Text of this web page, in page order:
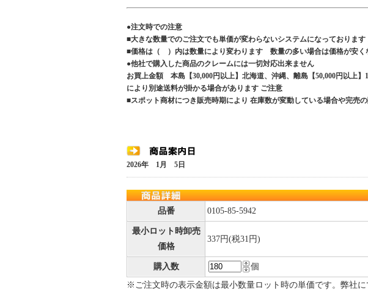
●注文時での注意
■大きな数量でのご注文でも単価が変わらないシステムになっておりま
■価格は（ ）内は数量により変わります 数量の多い場合は価格が安く
●他社で購入した商品のクレームには一切対応出来ません
お買上金額 本島【30,000円以上】北海道、沖縄、離島【50,000円以
により別途送料が掛かる場合があります ご注意
■スポット商材につき販売時期により 在庫数が変動している場合や完売
2026年 1月 5日
品番 0105-85-5942
最小ロット時卸売
価格
337円(税31円)
購入数
個
※ご注文時の表示金額は最小数量ロット時の単価です。弊社